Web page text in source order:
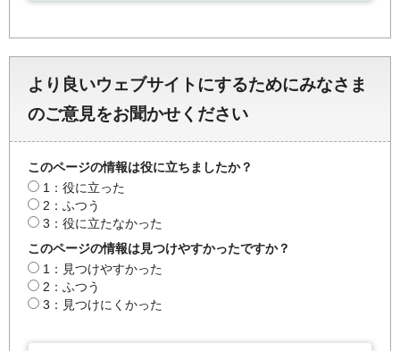
より良いウェブサイトにするためにみなさま
のご意見をお聞かせください
このページの情報は役に立ちましたか？
1：役に立った
2：ふつう
3：役に立たなかった
このページの情報は見つけやすかったですか？
1：見つけやすかった
2：ふつう
3：見つけにくかった